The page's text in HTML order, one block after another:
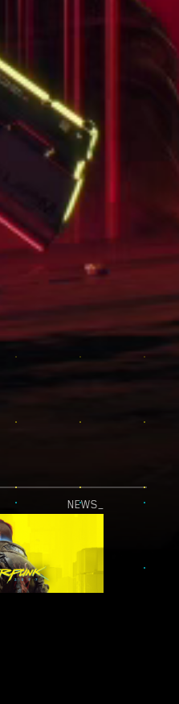
NEWS_